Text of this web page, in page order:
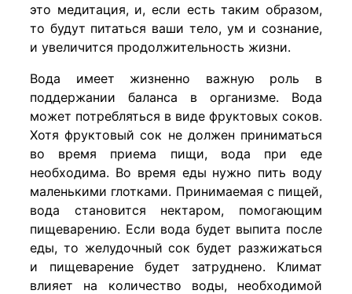
это медитация, и, если есть таким образом,
то будут питаться ваши тело, ум и сознание,
и увеличится продолжительность жизни.
Вода имеет жизненно важную роль в
поддержании баланса в организме. Вода
может потребляться в виде фруктовых соков.
Хотя фруктовый сок не должен приниматься
во время приема пищи, вода при еде
необходима. Во время еды нужно пить воду
маленькими глотками. Принимаемая с пищей,
вода становится нектаром, помогающим
пищеварению. Если вода будет выпита после
еды, то желудочный сок будет разжижаться
и пищеварение будет затруднено. Климат
влияет на количество воды, необходимой